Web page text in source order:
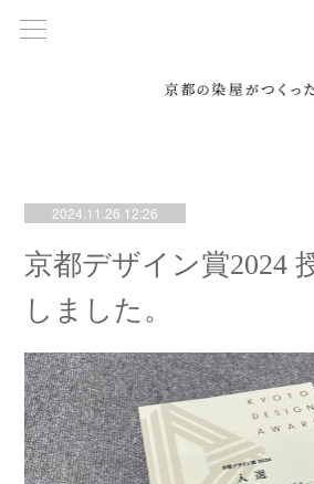
2024.11.26 12:26
京都デザイン賞2024
しました。